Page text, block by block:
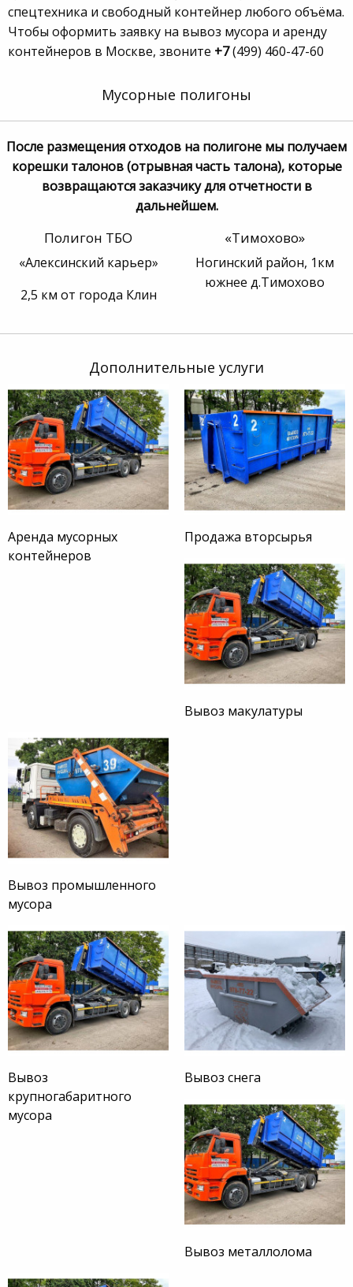
спецтехника и свободный контейнер любого объёма.
Чтобы оформить заявку на вывоз мусора и аренду
контейнеров в Москве, звоните +7(499) 460-47-60
Мусорные полигоны
После размещения отходов на полигоне мы получаем
корешки талонов (отрывная часть талона), которые
возвращаются заказчику для отчетности в
дальнейшем.
Полигон ТБО
«Алексинский карьер»
2,5 км от города Клин
«Тимохово»
Ногинский район, 1км
южнее д.Тимохово
Дополнительные услуги
Аренда мусорных
контейнеров
Продажа вторсырья
Вывоз макулатуры
Вывоз промышленного
мусора
Вывоз
крупногабаритного
мусора
Вывоз снега
Вывоз металлолома